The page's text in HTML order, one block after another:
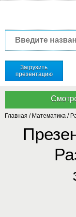
Загрузить
презентацию
Главная / Математика /